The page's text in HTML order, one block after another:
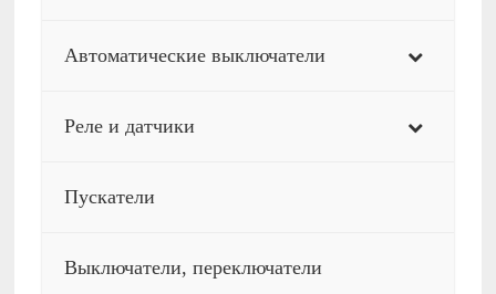
Автоматические выключатели
Реле и датчики
Пускатели
Выключатели, переключатели